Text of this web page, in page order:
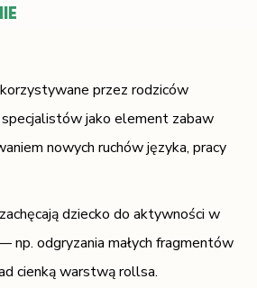
przez rodziców
jako element zabaw
nowych ruchów języka, pracy
dziecko do aktywności w
np. odgryzania małych fragmentów
cienką warstwą rollsa.